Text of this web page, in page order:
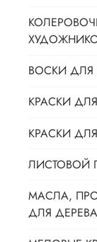
ВОСКИ ДЛЯ
КРАСКИ
КРАСКИ
ЛИСТОВОЙ
МАСЛА,
ДЛЯ